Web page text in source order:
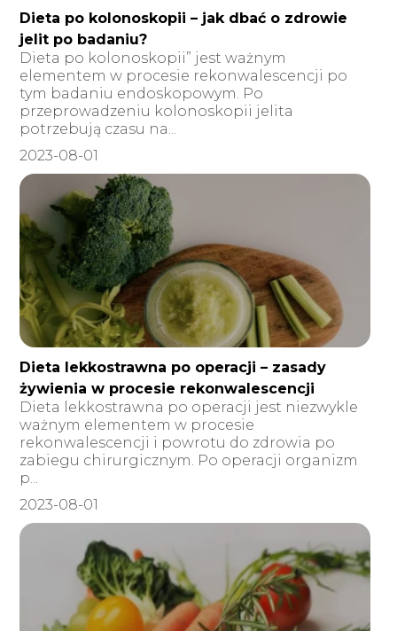
Dieta po kolonoskopii – jak dbać o zdrowie
jelit po badaniu?
Dieta po kolonoskopii” jest ważnym
elementem w procesie rekonwalescencji po
tym badaniu endoskopowym. Po
przeprowadzeniu kolonoskopii jelita
potrzebują czasu na...
2023-08-01
Dieta lekkostrawna po operacji – zasady
żywienia w procesie rekonwalescencji
Dieta lekkostrawna po operacji jest niezwykle
ważnym elementem w procesie
rekonwalescencji i powrotu do zdrowia po
zabiegu chirurgicznym. Po operacji organizm
p...
2023-08-01